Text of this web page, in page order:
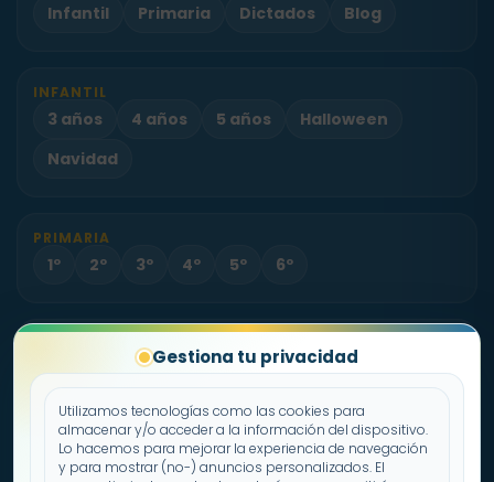
Gestiona tu privacidad
Utilizamos tecnologías como las cookies para
almacenar y/o acceder a la información del dispositivo.
Lo hacemos para mejorar la experiencia de navegación
y para mostrar (no-) anuncios personalizados. El
Infantil Primaria Dictados Blog
INFANTIL
3 años 4 años 5 años
Halloween
Navidad
PRIMARIA
1º 2º 3º 4º 5º 6º
Sobre Fichas.es Contacto
Política de cookies